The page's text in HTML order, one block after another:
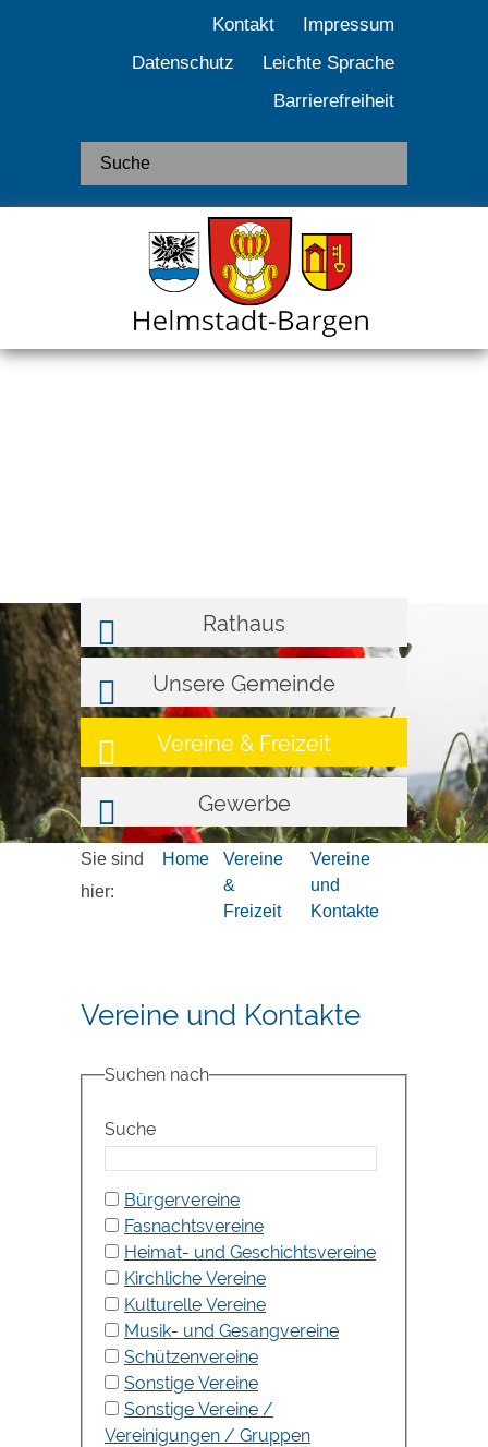
Kontakt
Impressum
Datenschutz
Leichte Sprache
Barrierefreiheit
Rathaus
Unsere Gemeinde
Vereine & Freizeit
Gewerbe
Sie sind
hier:
Home
Vereine
&
Freizeit
Vereine
und
Kontakte
Vereine und Kontakte
Suchen nach
Suche
Bürgervereine
Fasnachtsvereine
Heimat- und Geschichtsvereine
Kirchliche Vereine
Kulturelle Vereine
Musik- und Gesangvereine
Schützenvereine
Sonstige Vereine
Sonstige Vereine /
Vereinigungen / Gruppen